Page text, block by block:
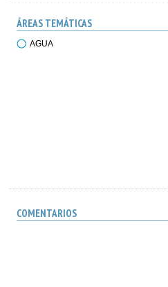
ÁREAS TEMÁTICAS
AGUA
COMENTARIOS